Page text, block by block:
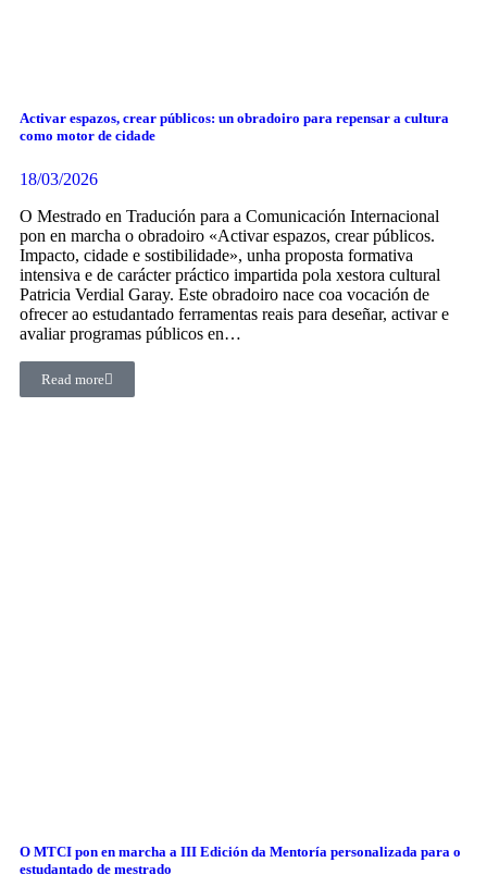
Activar espazos, crear públicos: un obradoiro para repensar a cultura
como motor de cidade
18/03/2026
O Mestrado en Tradución para a Comunicación Internacional
pon en marcha o obradoiro «Activar espazos, crear públicos.
Impacto, cidade e sostibilidade», unha proposta formativa
intensiva e de carácter práctico impartida pola xestora cultural
Patricia Verdial Garay. Este obradoiro nace coa vocación de
ofrecer ao estudantado ferramentas reais para deseñar, activar e
avaliar programas públicos en…
Read more
O MTCI pon en marcha a III Edición da Mentoría personalizada para o
estudantado de mestrado